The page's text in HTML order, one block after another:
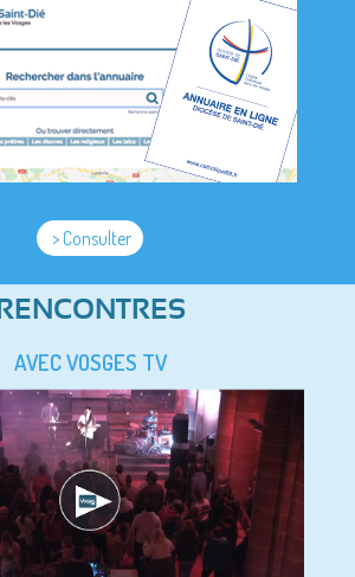
> Consulter
RENCONTRES
AVEC VOSGES TV